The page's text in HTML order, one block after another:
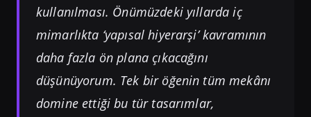
kullanılması. Önümüzdeki yıllarda iç
mimarlıkta ‘yapısal hiyerarşi’ kavramının
daha fazla ön plana çıkacağını
düşünüyorum. Tek bir öğenin tüm mekânı
domine ettiği bu tür tasarımlar,